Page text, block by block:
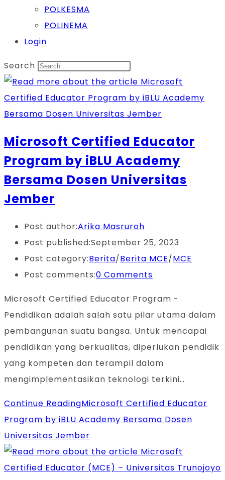
POLKESMA
POLINEMA
Login
Search
Microsoft Certified Educator
Program by iBLU Academy
Bersama Dosen Universitas
Jember
Post author:Arika Masruroh
Post published:September 25, 2023
Post category:Berita/Berita MCE/MCE
Post comments:0 Comments
Microsoft Certified Educator Program -
Pendidikan adalah salah satu pilar utama dalam
pembangunan suatu bangsa. Untuk mencapai
pendidikan yang berkualitas, diperlukan pendidik
yang kompeten dan terampil dalam
mengimplementasikan teknologi terkini…
Continue ReadingMicrosoft Certified Educator
Program by iBLU Academy Bersama Dosen
Universitas Jember